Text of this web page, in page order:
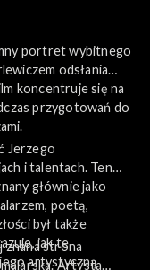
portret wybitnego
odsłania
koncentruje się na
przygotowań do
Jerzego
i talentach. Ten
głównie jako
poetą,
był także
jak te
artystyczną
znana strona
Artysta